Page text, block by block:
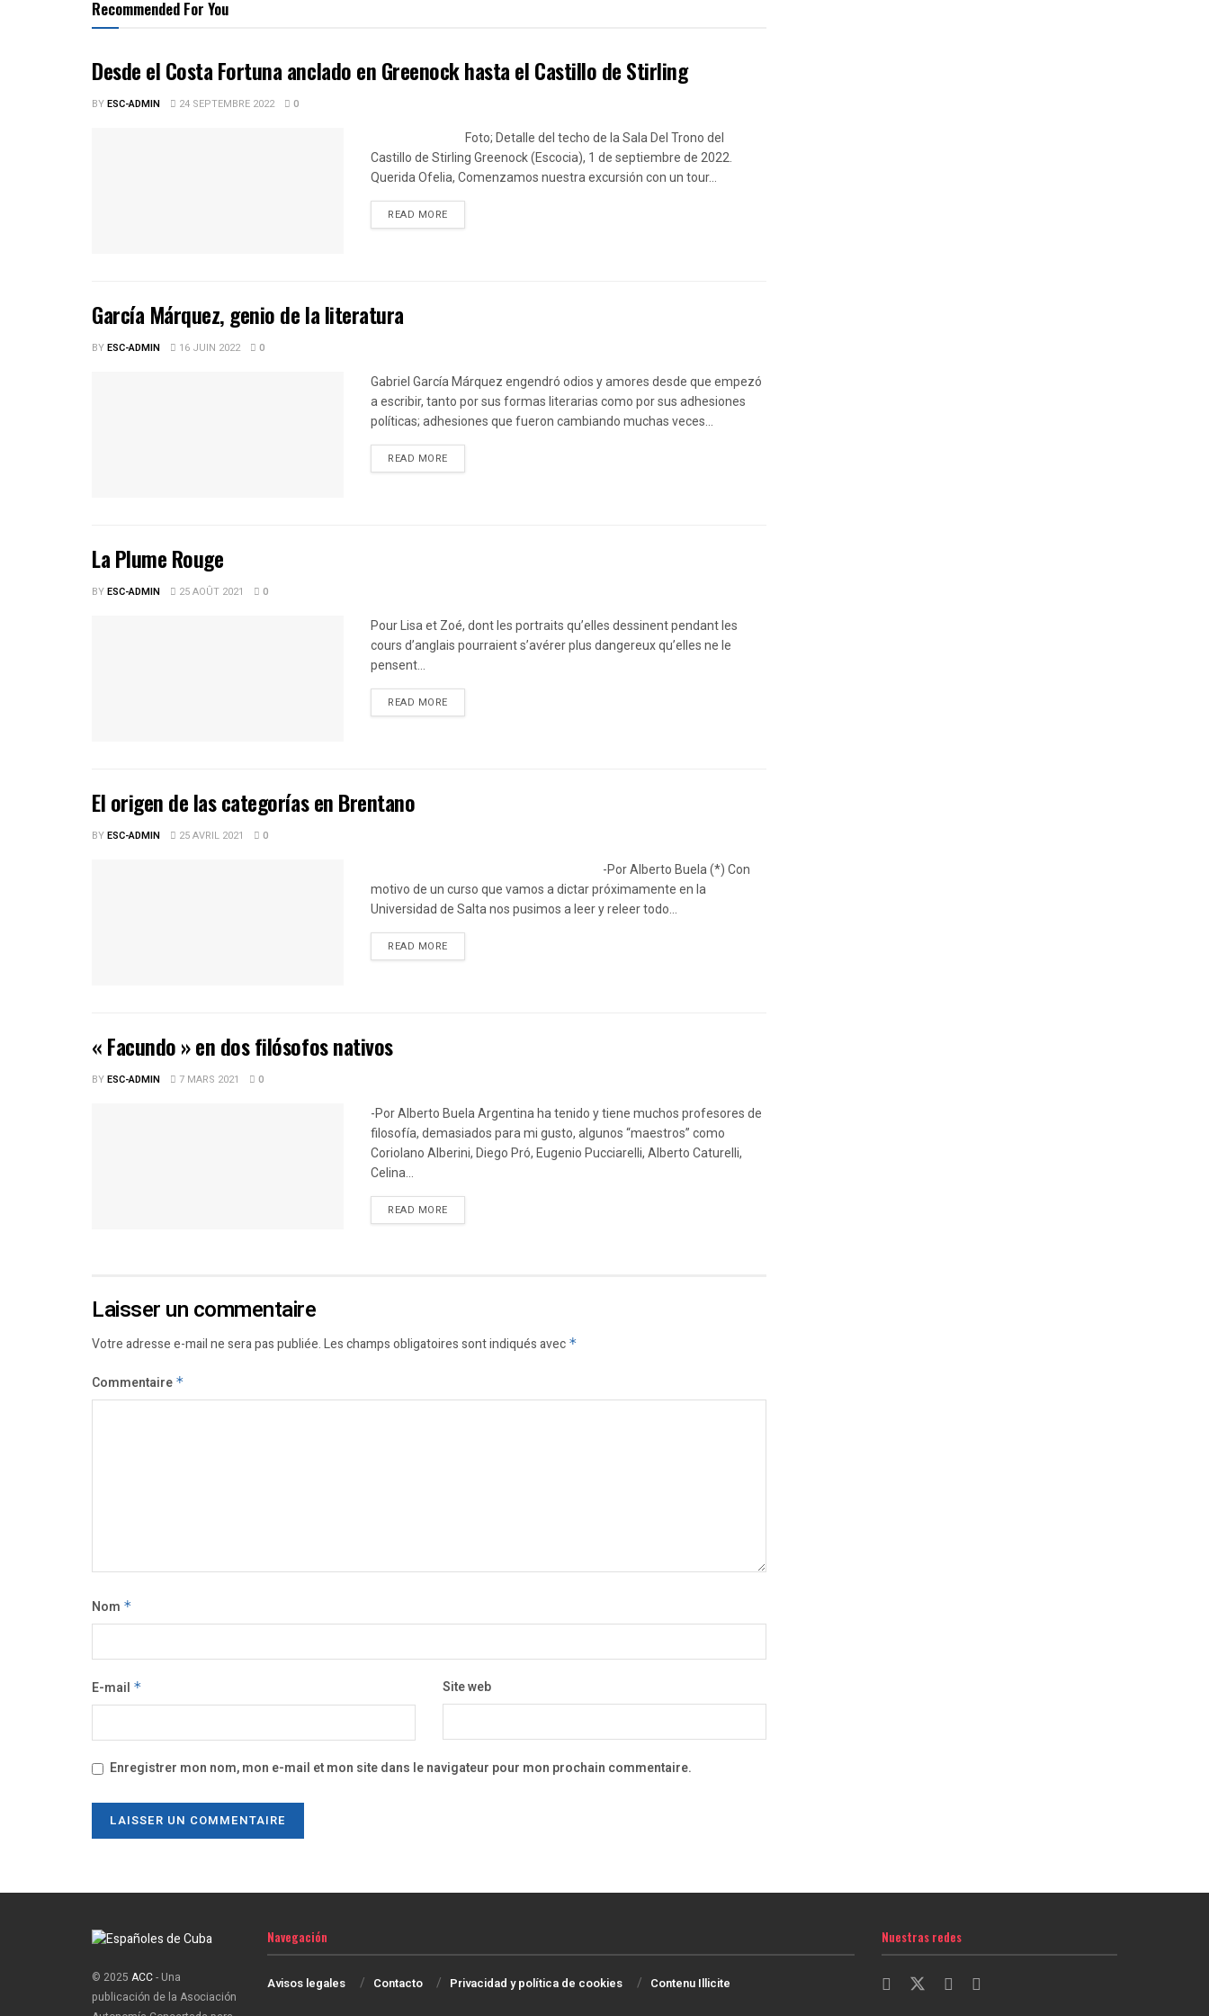
Recommended For You
Desde el Costa Fortuna anclado en Greenock hasta el Castillo de Stirling
BYESC-ADMIN 24 SEPTEMBRE 2022 0
Foto; Detalle del techo de la Sala Del Trono del
Castillo de Stirling Greenock (Escocia), 1 de septiembre de 2022.
Querida Ofelia, Comenzamos nuestra excursión con un tour...
READ MOREDETAILS
García Márquez, genio de la literatura
BYESC-ADMIN 16 JUIN 2022 0
Gabriel García Márquez engendró odios y amores desde que empezó
a escribir, tanto por sus formas literarias como por sus adhesiones
políticas; adhesiones que fueron cambiando muchas veces...
READ MOREDETAILS
La Plume Rouge
BYESC-ADMIN 25 AOÛT 2021 0
Pour Lisa et Zoé, dont les portraits qu’elles dessinent pendant les
cours d’anglais pourraient s’avérer plus dangereux qu’elles ne le
pensent...
READ MOREDETAILS
El origen de las categorías en Brentano
BYESC-ADMIN 25 AVRIL 2021 0
-Por Alberto Buela (*) Con
motivo de un curso que vamos a dictar próximamente en la
Universidad de Salta nos pusimos a leer y releer todo...
READ MOREDETAILS
« Facundo » en dos filósofos nativos
BYESC-ADMIN 7 MARS 2021 0
-Por Alberto Buela Argentina ha tenido y tiene muchos profesores de
filosofía, demasiados para mi gusto, algunos “maestros” como
Coriolano Alberini, Diego Pró, Eugenio Pucciarelli, Alberto Caturelli,
Celina...
READ MOREDETAILS
Laisser un commentaire
Votre adresse e-mail ne sera pas publiée.Les champs obligatoires sont indiqués avec *
Commentaire *
Nom *
E-mail * Site web
Enregistrer mon nom, mon e-mail et mon site dans le navigateur pour mon prochain commentaire.
© 2025 ACC- Una
publicación de la Asociación
Navegación
Avisos legales Contacto Privacidad y política de cookies Contenu Illicite
Nuestras redes